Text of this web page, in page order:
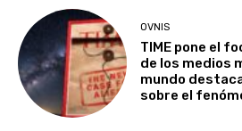
OVNIS
TIME pone el
de los medios
mundo
sobre el